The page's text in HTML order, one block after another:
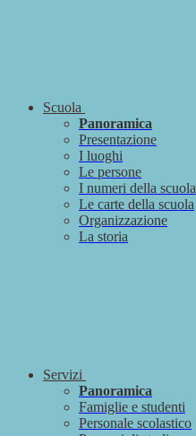
Scuola
Panoramica
Presentazione
I luoghi
Le persone
I numeri della scuola
Le carte della scuola
Organizzazione
La storia
Servizi
Panoramica
Famiglie e studenti
Personale scolastico